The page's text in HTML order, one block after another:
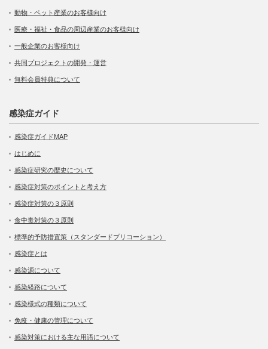
動物・ペット産業のお客様向け
医療・福祉・食品の周辺産業のお客様向け
一般企業のお客様向け
共同プロジェクトの開発・運営
無料会員特典について
感染症ガイド
感染症ガイドMAP
はじめに
感染症研究の歴史について
感染症対策のポイントと考え方
感染症対策の３原則
食中毒対策の３原則
標準的予防措置策（スタンダードプリコーション）
感染症とは
感染源について
感染経路について
感染様式の種類について
免疫・健康の管理について
感染対策における主な用語について